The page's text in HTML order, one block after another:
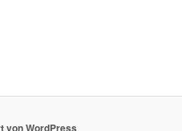
von WordPress